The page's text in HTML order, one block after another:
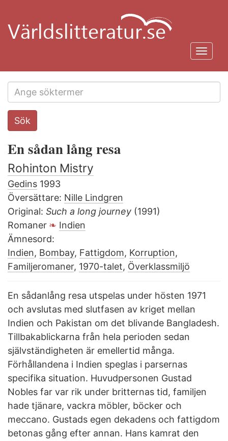
huvudinnehåll
Search
this
Sök
En sådan lång resa
Rohinton Mistry
Gedins 1993
Översättare: Nille Lindgren
Original: Such a long journey (1991)
Romaner
Indien
Ämnesord:
Indien, Bombay, Fattigdom, Korruption,
Familjeromaner, 1970-talet, Överklassmiljö
En sådanlång resa utspelas under hösten 1971
och avslutas med slutfasen av kriget mellan
Indien och Pakistan om det blivande Bangladesh.
Tillbakablickarna från hela perioden sedan
självständigheten är emellertid många.
Förhållandena i Indien speglas i parsernas
specifika situation. Huvudpersonen Gustad
Nobles far var rik under britternas tid, familjen
hade tjänare, vackra möbler, böcker och
meccano. Gustads egen dekadens och fattigdom
betonas gång efter annan. Hans kamrat den